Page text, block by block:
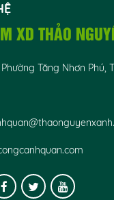
XD THẢO
Tăng Nhơn Phú,